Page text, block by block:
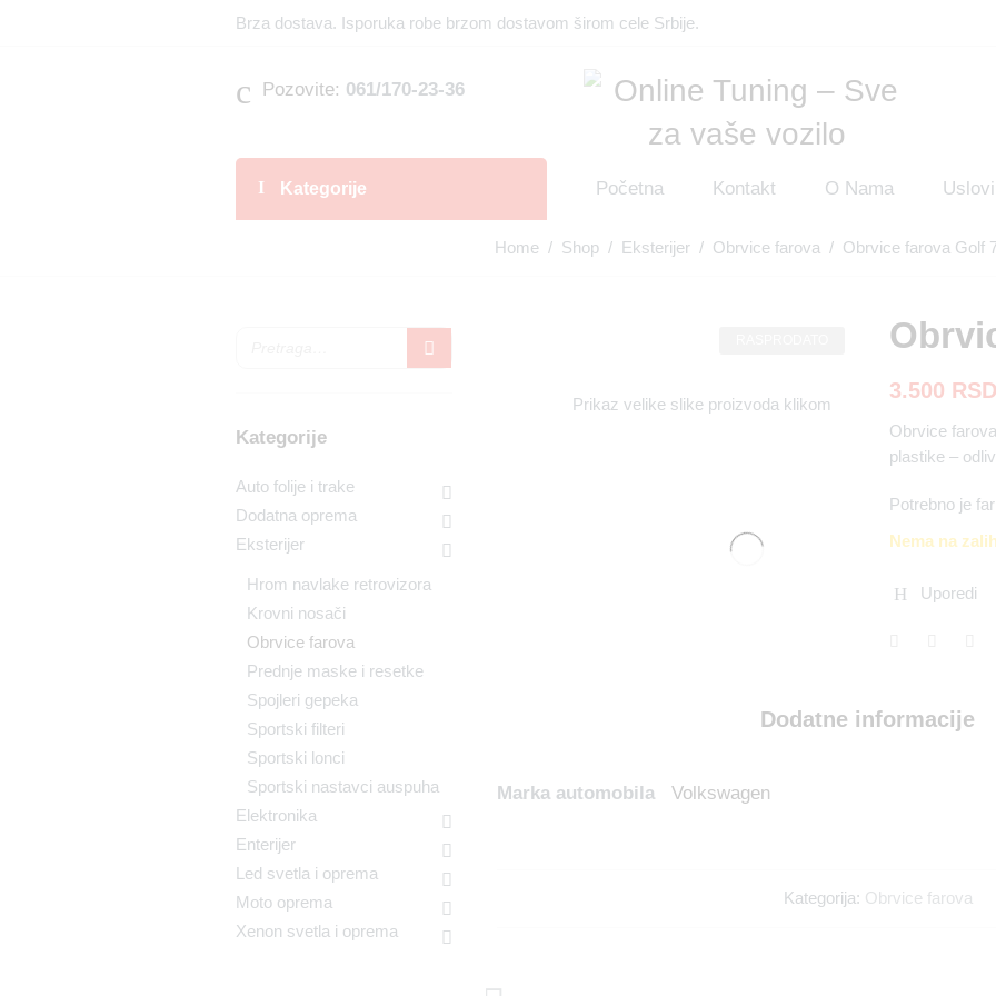
Brza dostava. Isporuka robe brzom dostavom širom cele Srbije.
Pozovite: 061/170-23-36
Kategorije Početna Kontakt O Nama
Home / Shop / Eksterijer / Obrvice farova / Obrvice farova Golf
Prikaz velike slike proizvoda klikom
3.500 RSD
Obrvice
plastike –
Potrebno je
Nema na
Uporedi
Dodatne informacije
Marka automobila Volkswagen
Kategorija: Obrvice farova
Kategorije
Auto folije i trake
Dodatna oprema
Eksterijer
Hrom navlake retrovizora
Krovni nosači
Obrvice farova
Prednje maske i resetke
Spojleri gepeka
Sportski filteri
Sportski lonci
Sportski nastavci auspuha
Elektronika
Enterijer
Led svetla i oprema
Moto oprema
Xenon svetla i oprema